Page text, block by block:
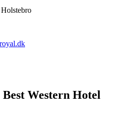
Western Hotel